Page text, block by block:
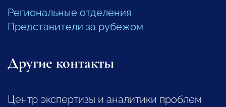
Региональные отделения
Представители за рубежом
Другие контакты
Центр экспертизы и аналитики проблем